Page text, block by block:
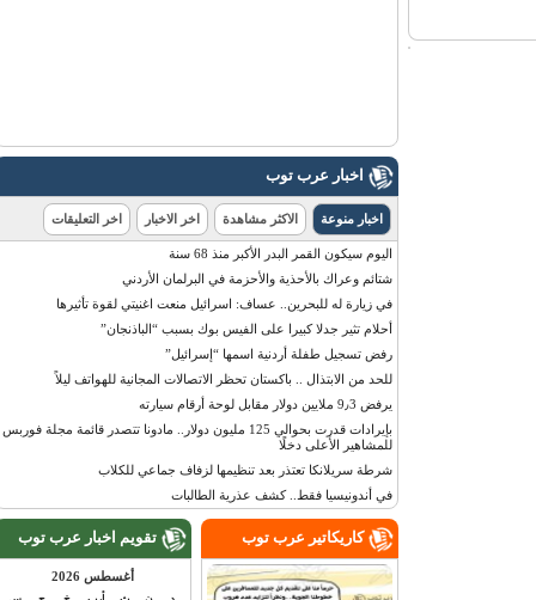
اخبار عرب توب
اخبار منوعة الاكثر مشاهدة اخر الاخبار اخر التعليقات
اليوم سيكون القمر البدر الأكبر منذ 68 سنة
شتائم وعراك بالأحذية والأحزمة في البرلمان الأردني
في زيارة له للبحرين.. عساف: اسرائيل منعت اغنيتي لقوة تأثيرها
أحلام تثير جدلا كبيرا على الفيس بوك بسبب “الباذنجان”
رفض تسجيل طفلة أردنية اسمها “إسرائيل”
للحد من الابتذال .. باكستان تحظر الاتصالات المجانية للهواتف ليلاً
يرفض 9٫3 ملايين دولار مقابل لوحة أرقام سيارته
بإيرادات قدرت بحوالي 125 مليون دولار.. مادونا تتصدر قائمة مجلة فوربس
للمشاهير الأعلى دخلًا
شرطة سريلانكا تعتذر بعد تنظيمها لزفاف جماعي للكلاب
في أندونيسيا فقط.. كشف عذرية الطالبات
تقويم اخبار عرب توب
أغسطس 2026
كاريكاتير عرب توب